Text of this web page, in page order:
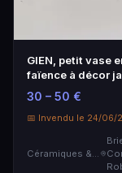
GIEN, petit vase
faïence à décor
fond bleu de p…
30 – 50 €
📅 Invendu le 24/06/